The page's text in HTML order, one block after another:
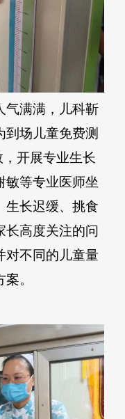
满满，儿科靳
场儿童免费测
开展专业生长
敏等专业医师坐
生长迟缓、挑食
长高度关注的问
对不同的儿童量
。